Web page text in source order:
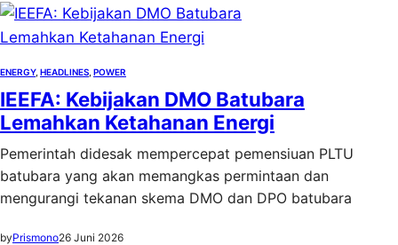
ENERGY, HEADLINES POWER
IEEFA: Kebijakan DMO Batubara
Lemahkan Ketahanan Energi
Pemerintah didesak mempercepat pemensiuan PLTU
batubara yang akan memangkas permintaan dan
mengurangi tekanan skema DMO dan DPO batubara
byPrismono26 Juni 2026